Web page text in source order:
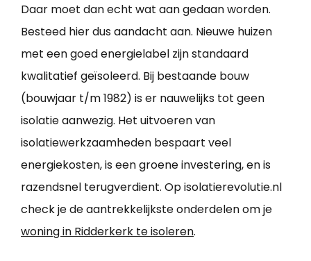
Daar moet dan echt wat aan gedaan worden.
Besteed hier dus aandacht aan. Nieuwe huizen
met een goed energielabel zijn standaard
kwalitatief geïsoleerd. Bij bestaande bouw
(bouwjaar t/m 1982) is er nauwelijks tot geen
isolatie aanwezig. Het uitvoeren van
isolatiewerkzaamheden bespaart veel
energiekosten, is een groene investering, en is
razendsnel terugverdient. Op isolatierevolutie.nl
check je de aantrekkelijkste onderdelen om je
woning in Ridderkerk te isoleren.